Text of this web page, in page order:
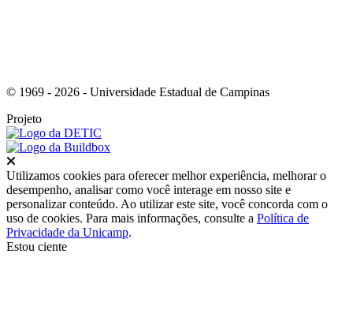
© 1969 - 2026 - Universidade Estadual de Campinas
Projeto
Utilizamos cookies para oferecer melhor experiência, melhorar o
desempenho, analisar como você interage em nosso site e
personalizar conteúdo. Ao utilizar este site, você concorda com o
uso de cookies. Para mais informações, consulte a Política de
Privacidade da Unicamp.
Estou ciente